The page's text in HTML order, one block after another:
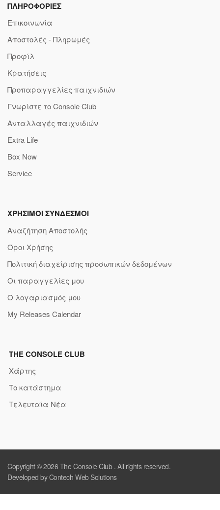
ΠΛΗΡΟΦΟΡΙΕΣ
Επικοινωνία
Αποστολές - Πληρωμές
Προφίλ
Κρατήσεις
Προπαραγγελίες παιχνιδιών
Γνωρίστε το Console Club
Ανταλλαγές παιχνιδιών
Extra Life
Box Now
Service
ΧΡΗΣΙΜΟΙ ΣΥΝΔΕΣΜΟΙ
Αναζήτηση Αποστολής
Όροι Χρήσης
Πολιτική διαχείρισης προσωπικών δεδομένων
Οι παραγγελίες μου
Ο λογαριασμός μου
My Releases Calendar
THE CONSOLE CLUB
Χάρτης
Το κατάστημα
Τελευταία Νέα
Copyright © 2026 The Console Club. All rights reserved.
Developed by Contech Web Solutions